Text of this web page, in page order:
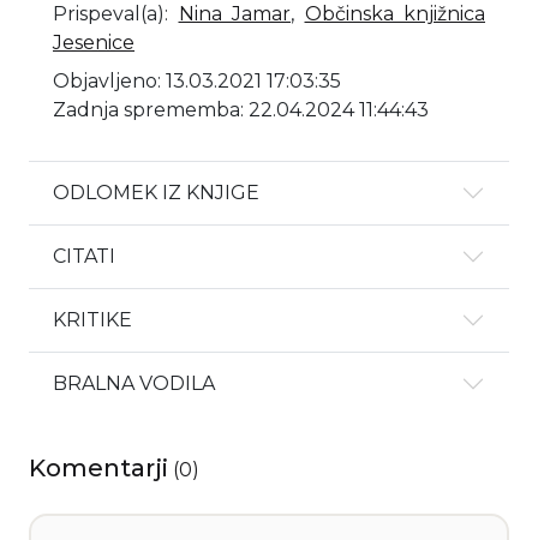
Prispeval(a): Nina Jamar, Občinska knjižnica
Jesenice
Objavljeno: 13.03.2021 17:03:35
Zadnja sprememba: 22.04.2024 11:44:43
ODLOMEK IZ KNJIGE
CITATI
KRITIKE
BRALNA VODILA
Komentarji (0)